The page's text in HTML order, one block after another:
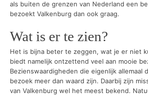
als buiten de grenzen van Nederland een
bezoekt Valkenburg dan ook graag.
Wat is er te zien?
Het is bijna beter te zeggen, wat je er niet
biedt namelijk ontzettend veel aan mooie
Bezienswaardigheden die eigenlijk allemaal
bezoek meer dan waard zijn. Daarbij zijn
van Valkenburg wel het meest bekend.